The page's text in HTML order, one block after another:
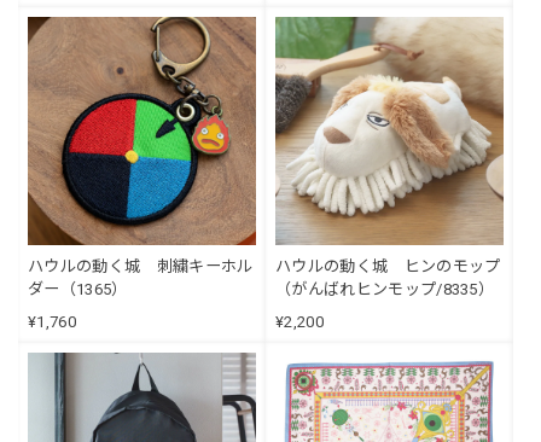
ハウルの動く城 刺繍キーホル
ダー（1365）
¥1,760
ハウルの動く城 ヒンのモップ
（がんばれヒンモップ/8335）
¥2,200